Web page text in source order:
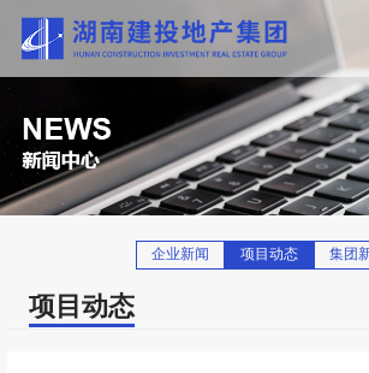
项目动态
企业新闻 项目动态 集团